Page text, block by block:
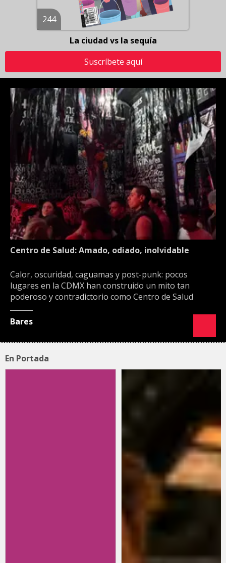
244
La ciudad vs la sequía
Suscríbete aquí
Centro de Salud: Amado, odiado, inolvidable
Calor, oscuridad, caguamas y post-punk: pocos
lugares en la CDMX han construido un mito tan
poderoso y contradictorio como Centro de Salud
Bares
En Portada